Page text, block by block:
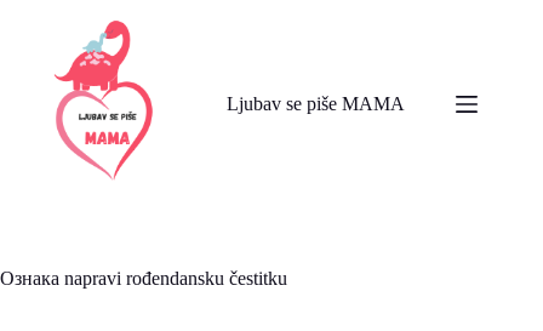
Ljubav se piše MAMA
Ознака napravi rođendansku čestitku